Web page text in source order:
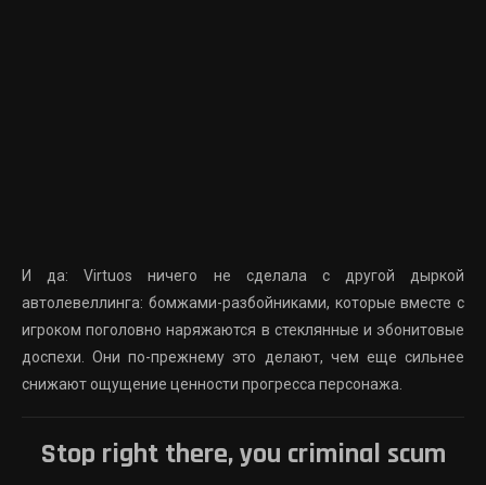
И да: Virtuos ничего не сделала с другой дыркой
автолевеллинга: бомжами-разбойниками, которые вместе с
игроком поголовно наряжаются в стеклянные и эбонитовые
доспехи. Они по-прежнему это делают, чем еще сильнее
снижают ощущение ценности прогресса персонажа.
Stop right there, you criminal scum